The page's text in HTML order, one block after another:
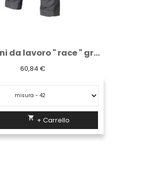
Pantaloni da lavoro " race " grey meteorite
60,84 €
 + Carrello